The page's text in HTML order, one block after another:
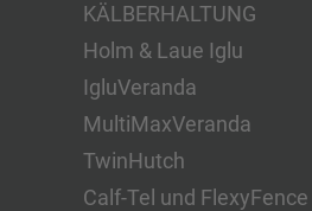
KÄLBERHALTUNG
Holm & Laue Iglu
IgluVeranda
MultiMaxVeranda
TwinHutch
Calf-Tel und FlexyFence